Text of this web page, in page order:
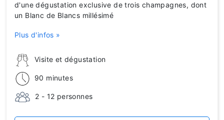
Visite et dégustation
90 minutes
2 - 12 personnes
d'une dégustation exclusive de trois champagnes, dont
un Blanc de Blancs millésimé
Plus d'infos »